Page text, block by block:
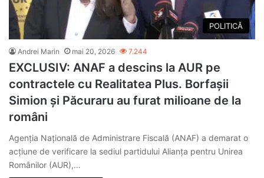
POLITICĂ
Andrei Marin mai 20, 2026 7.244
EXCLUSIV: ANAF a descins la AUR pe
contractele cu Realitatea Plus. Borfașii
Simion și Păcuraru au furat milioane de la
români
Agenția Națională de Administrare Fiscală (ANAF) a demarat o
acțiune de verificare la sediul partidului Alianța pentru Unirea
Românilor (AUR),…